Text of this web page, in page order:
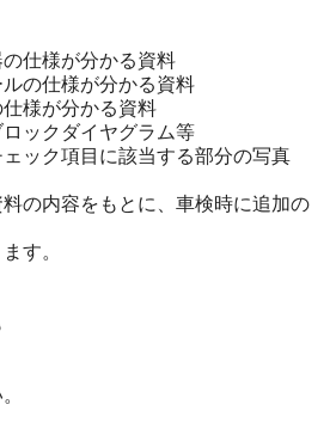
仕様が分かる資料
の仕様が分かる資料
様が分かる資料
ックダイヤグラム等
ック項目に該当する部分の写真
の内容をもとに、車検時に追加の
す。